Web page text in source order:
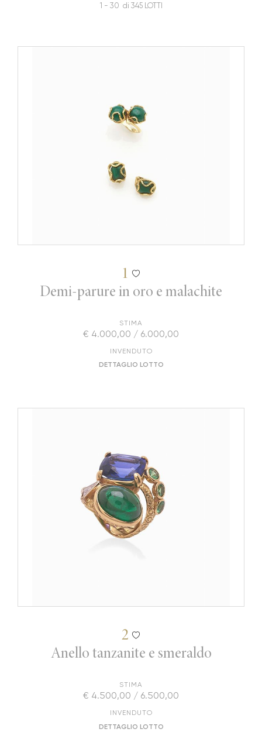
1 - 30 di 345 LOTTI
1
Demi-parure in oro e malachite
STIMA
€ 4.000,00 / 6.000,00
INVENDUTO
DETTAGLIO LOTTO
2
Anello tanzanite e smeraldo
STIMA
€ 4.500,00 / 6.500,00
INVENDUTO
DETTAGLIO LOTTO